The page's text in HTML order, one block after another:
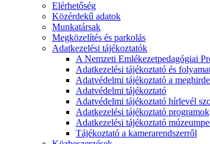
Elérhetőség
Közérdekű adatok
Munkatársak
Megközelítés és parkolás
Adatkezelési tájékoztatók
A Nemzeti Emlékezetpedagógiai
Adatkezelési tájékoztató és
Adatvédelmi tájékoztató a
Adatvédelmi tájékoztató
Adatvédelmi tájékoztató hírlevél
Adatkezelési tájékoztató
Adatkezelési tájékoztató
Tájékoztató a kamerarendszerről